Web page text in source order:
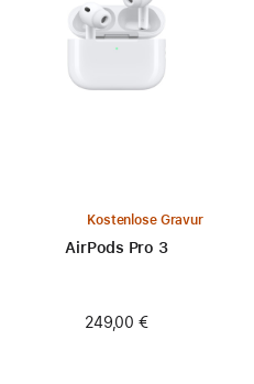
Kostenlose Gravur
AirPods Pro 3
249,00 €